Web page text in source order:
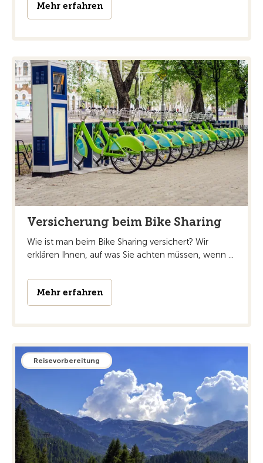
Mehr erfahren
Versicherung beim Bike Sharing
Wie ist man beim Bike Sharing versichert? Wir
erklären Ihnen, auf was Sie achten müssen, wenn ...
Mehr erfahren
Reisevorbereitung